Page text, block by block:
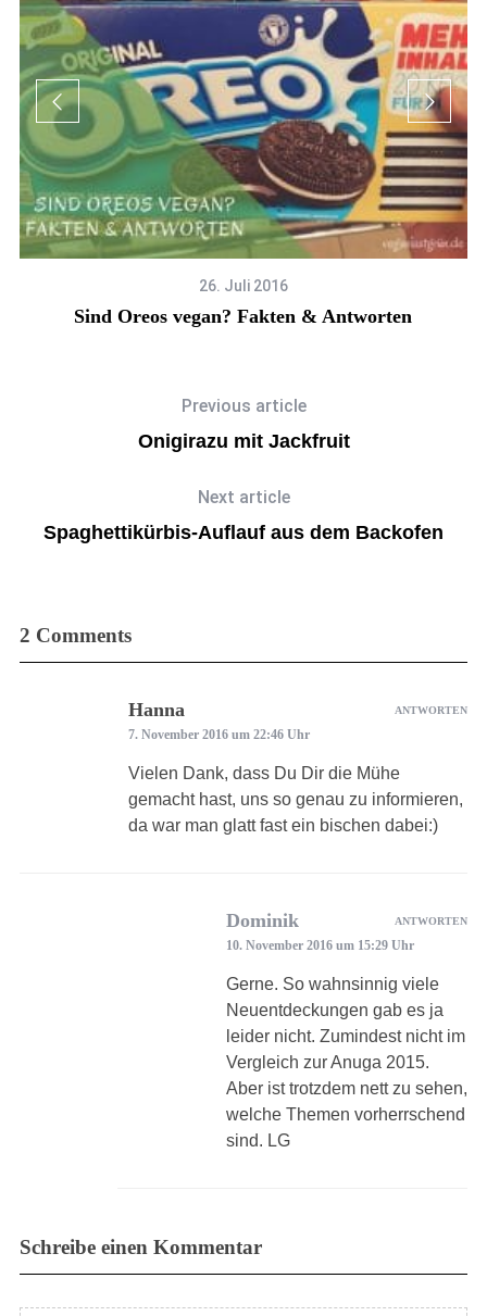
26. Juli 2016
Sind Oreos vegan? Fakten & Antworten
Previous article
Onigirazu mit Jackfruit
Next article
Spaghettikürbis-Auflauf aus dem Backofen
2 Comments
Hanna
7. November 2016 um 22:46 Uhr
Vielen Dank, dass Du Dir die Mühe
gemacht hast, uns so genau zu informieren,
da war man glatt fast ein bischen dabei:)
ANTWORTEN
Dominik
10. November 2016 um 15:29 Uhr
Gerne. So wahnsinnig viele
Neuentdeckungen gab es ja
leider nicht. Zumindest nicht im
Vergleich zur Anuga 2015.
Aber ist trotzdem nett zu sehen,
welche Themen vorherrschend
sind. LG
ANTWORTEN
Schreibe einen Kommentar